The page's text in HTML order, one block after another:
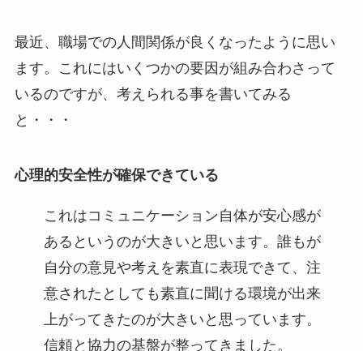
最近、職場での人間関係が良くなったように思い
ます。これにはいくつかの要因が組み合わさって
いるのですが、考えられる事を書いてみる
と・・・
心理的安全性が確保できている
これはコミュニケーション自体が安心感が
あるというのが大きいと思います。誰もが
自分の意見や考えを素直に表現できて、注
意されたとしても素直に聞ける環境が出来
上がってきたのが大きいと思っています。
信頼と協力の基盤が整ってきました。